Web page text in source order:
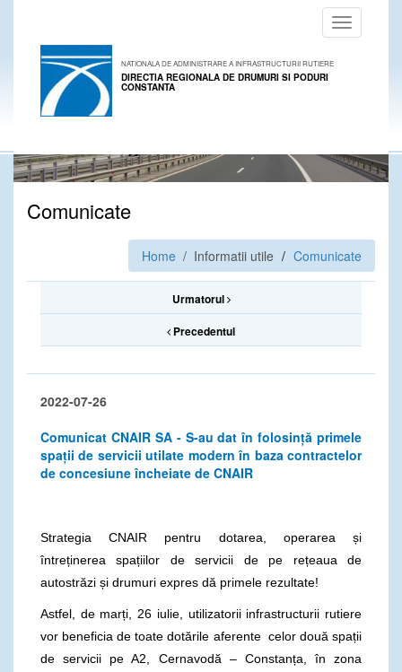
Toggle
navigation
NATIONALA DE ADMINISTRARE A INFRASTRUCTURII RUTIERE
DIRECTIA REGIONALA DE DRUMURI SI PODURI
CONSTANTA
Comunicate
Home / Informatii utile Comunicate
Urmatorul
Precedentul
2022-07-26
Comunicat CNAIR SA - S-au dat în folosință primele
spații de servicii utilate modern în baza contractelor
de concesiune încheiate de CNAIR
Strategia CNAIR pentru dotarea, operarea și
întreținerea spațiilor de servicii de pe rețeaua de
autostrăzi și drumuri expres dă primele rezultate!
Astfel, de marți, 26 iulie, utilizatorii infrastructurii rutiere
vor beneficia de toate dotările aferente celor două spații
de servicii pe A2, Cernavodă – Constanța, în zona